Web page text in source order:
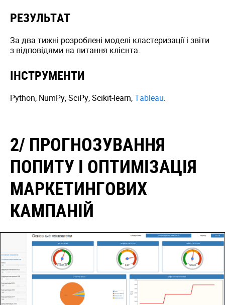
РЕЗУЛЬТАТ
За два тижні розроблені моделі кластеризації і звіти
з відповідями на питання клієнта.
ІНСТРУМЕНТИ
Python, NumPy, SciPy, Scikit-learn,Tableau.
2/ ПРОГНОЗУВАННЯ
ПОПИТУ І ОПТИМІЗАЦІЯ
МАРКЕТИНГОВИХ
КАМПАНІЙ